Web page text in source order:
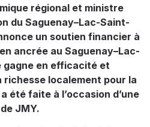
régional et ministre
du Saguenay–Lac-Saint-
un soutien financier à
ancrée au Saguenay–Lac-
gagne en efficacité et
localement pour la
été faite à l’occasion d’une
JMY.